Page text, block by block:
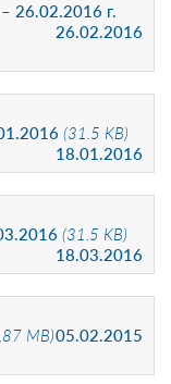
26.02.2016 г.
26.02.2016
(31.5 KB)
18.01.2016
(31.5 KB)
18.03.2016
MB)05.02.2015